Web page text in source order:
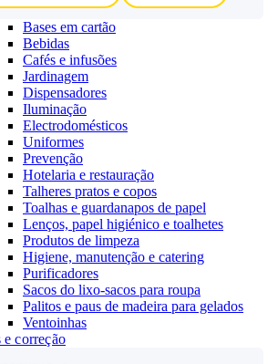
Bases em cartão
Bebidas
Cafés e infusões
Jardinagem
Dispensadores
Iluminação
Electrodomésticos
Uniformes
Prevenção
Hotelaria e restauração
Talheres pratos e copos
Toalhas e guardanapos de papel
Lenços, papel higiénico e toalhetes
Produtos de limpeza
Higiene, manutenção e catering
Purificadores
Sacos do lixo-sacos para roupa
Palitos e paus de madeira para gelados
Ventoinhas
e correção